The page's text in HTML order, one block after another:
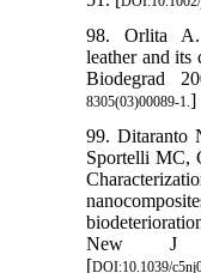
98. Orlita A.
leather and
Biodegrad
8305(03)00089-1.]
99. Ditaranto
Sportelli MC,
New J
[DOI:10.1039/